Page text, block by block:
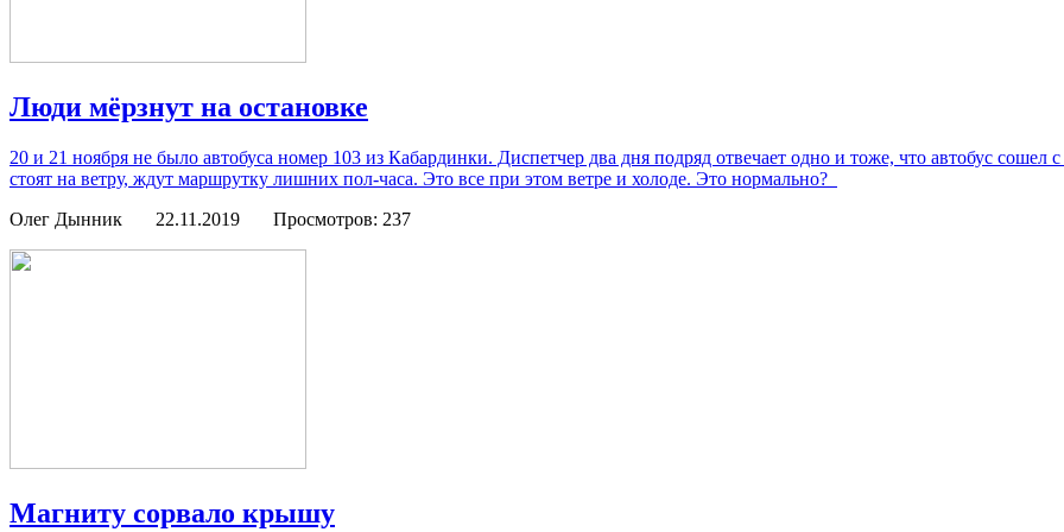
Люди мёрзнут на остановке
20 и 21 ноября не было автобуса номер 103 из Кабардинки. Диспетчер два дня подряд отвечает одно и тоже, что автобус
стоят на ветру, ждут маршрутку лишних пол-часа. Это все при этом ветре и холоде. Это нормально?
Олег Дынник
22.11.2019 Просмотров: 237
Магниту сорвало крышу